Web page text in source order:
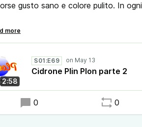
gusto sano e colore pulito. In
bevanda, se non si è capito. Una
sapevi di volere. Sarà un bel regalo
2:58
S01:E69
Cidrone Plin Plon parte 2
0 0